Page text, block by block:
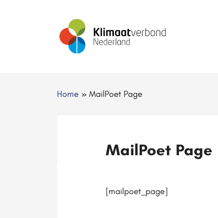
Home » MailPoet Page
MailPoet Page
[mailpoet_page]